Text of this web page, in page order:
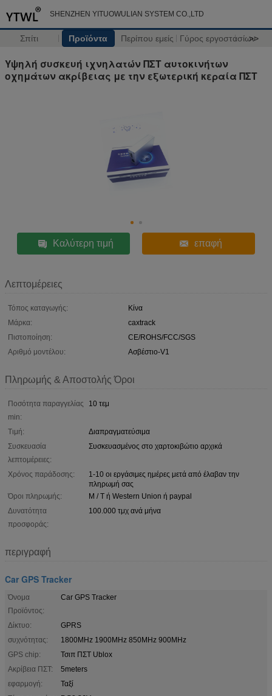
SHENZHEN YITUOWULIAN SYSTEM CO.,LTD
Σπίτι Προϊόντα Περίπου εμείς Γύρος εργοστασίων
>>
Υψηλή συσκευή ιχνηλατών ΠΣΤ αυτοκινήτων
οχημάτων ακρίβειας με την εξωτερική κεραία ΠΣΤ
Καλύτερη τιμή επαφή
Λεπτομέρειες
Τόπος καταγωγής:
Κίνα
Μάρκα:
caxtrack
Πιστοποίηση:
CE/ROHS/FCC/SGS
Αριθμό μοντέλου:
Ασβέστιο-V1
Πληρωμής & Αποστολής Όροι
Ποσότητα παραγγελίας
min:
10 τεμ
Τιμή:
Διαπραγματεύσιμα
Συσκευασία
λεπτομέρειες:
Συσκευασμένος στο χαρτοκιβώτιο αρχικά
Χρόνος παράδοσης:
1-10 οι εργάσιμες ημέρες μετά από έλαβαν την
πληρωμή σας
Όροι πληρωμής:
Μ / Τ ή Western Union ή paypal
Δυνατότητα
προσφοράς:
100.000 τμχ ανά μήνα
περιγραφή
Car GPS Tracker
Όνομα
Προϊόντος:
Car GPS Tracker
Δίκτυο:
GPRS
συχνότητας:
1800MHz 1900MHz 850MHz 900MHz
GPS chip:
Τσιπ ΠΣΤ Ublox
Ακρίβεια ΠΣΤ:
5meters
εφαρμογή:
Ταξί